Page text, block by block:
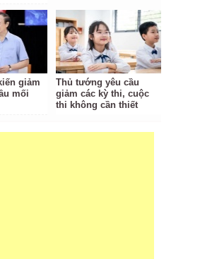
giảm
mối
Thủ tướng yêu cầu
giảm các kỳ thi, cuộc
thi không cần thiết